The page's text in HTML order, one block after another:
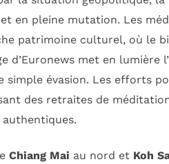
en pleine mutation. Les
patrimoine culturel, où le
d’Euronews met en
simple évasion. Les efforts
des retraites de
Chiang Mai au nord et Koh